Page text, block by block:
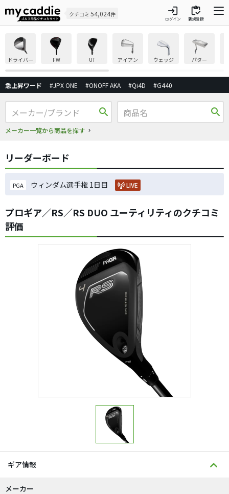
クチコミ 54,024件 login
ログイン
inventory
新規登録
ドライバー FW UT アイアン ウェッジ パター
急上昇ワード #JPX ONE #ONOFF AKA #Qi4D #G440
search
メーカー一覧から商品を探す
search
リーダーボード
PGA ウィンダム選手権 1日目 LIVE
プロギア／RS／RS DUO ユーティリティのクチコミ
評価
ギア情報
メーカー